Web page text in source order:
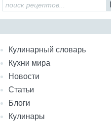
Кулинарный словарь
Кухни мира
Новости
Статьи
Блоги
Кулинары